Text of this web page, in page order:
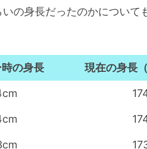
の身長だったのかについて
の身長 現在の身長